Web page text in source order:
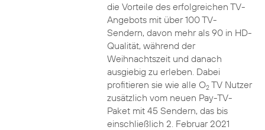
die Vorteile des erfolgreichen TV-
Angebots mit über 100 TV-
Sendern, davon mehr als 90 in HD-
Qualität, während der
Weihnachtszeit und danach
ausgiebig zu erleben. Dabei
profitieren sie wie alle O2TV Nutzer
zusätzlich vom neuen Pay-TV-
Paket mit 45 Sendern, das bis
einschließlich 2. Februar 2021